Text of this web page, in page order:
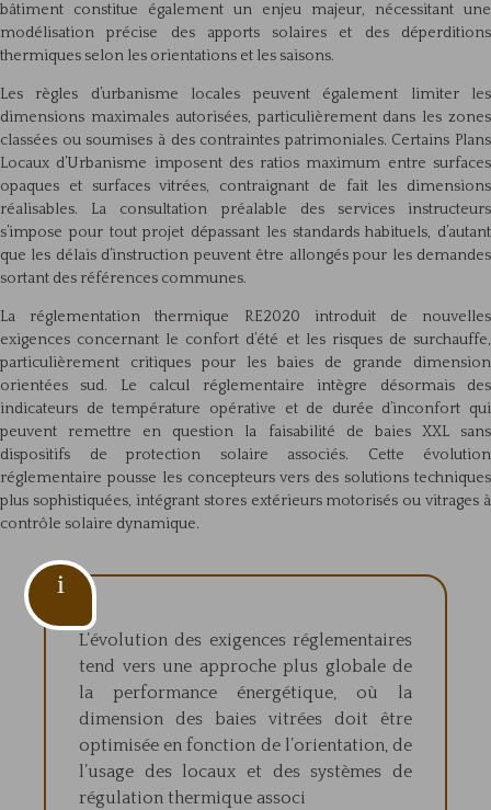
bâtiment constitue également un enjeu majeur, nécessitant une
modélisation précise des apports solaires et des déperditions
thermiques selon les orientations et les saisons.
Les règles d’urbanisme locales peuvent également limiter les
dimensions maximales autorisées, particulièrement dans les zones
classées ou soumises à des contraintes patrimoniales. Certains Plans
Locaux d’Urbanisme imposent des ratios maximum entre surfaces
opaques et surfaces vitrées, contraignant de fait les dimensions
réalisables. La consultation préalable des services instructeurs
s’impose pour tout projet dépassant les standards habituels, d’autant
que les délais d’instruction peuvent être allongés pour les demandes
sortant des références communes.
La réglementation thermique RE2020 introduit de nouvelles
exigences concernant le confort d’été et les risques de surchauffe,
particulièrement critiques pour les baies de grande dimension
orientées sud. Le calcul réglementaire intègre désormais des
indicateurs de température opérative et de durée d’inconfort qui
peuvent remettre en question la faisabilité de baies XXL sans
dispositifs de protection solaire associés. Cette évolution
réglementaire pousse les concepteurs vers des solutions techniques
plus sophistiquées, intégrant stores extérieurs motorisés ou vitrages à
contrôle solaire dynamique.
L’évolution des exigences réglementaires
tend vers une approche plus globale de
la performance énergétique, où la
dimension des baies vitrées doit être
optimisée en fonction de l’orientation, de
l’usage des locaux et des systèmes de
régulation thermique associ